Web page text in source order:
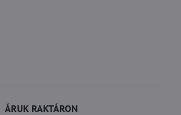
ÁRUK RAKTÁRON